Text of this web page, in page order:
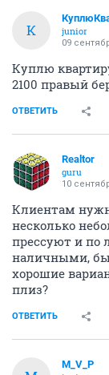
К
junior
09
Куплю
2100 правый
ОТВЕТИТЬ
Realtor
guru
10
Клиентам
несколько
прессуют и по
наличными,
хорошие
плиз?
ОТВЕТИТЬ
M_V_P